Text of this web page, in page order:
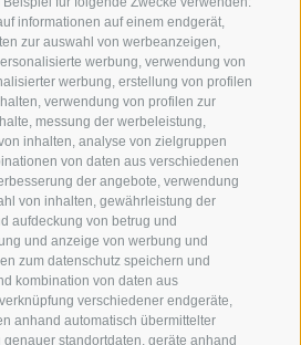
informationen auf einem endgerät,
zur auswahl von werbeanzeigen,
werbung, verwendung von
werbung, erstellung von profilen
verwendung von profilen zur
messung der werbeleistung,
inhalten, analyse von zielgruppen
von daten aus verschiedenen
der angebote, verwendung
von inhalten, gewährleistung der
aufdeckung von betrug und
und anzeige von werbung und
zum datenschutz speichern und
kombination von daten aus
verschiedener endgeräte,
anhand automatisch übermittelter
standortdaten, geräte anhand
Helmweg 13
/ Innichen
+39 0474 910088